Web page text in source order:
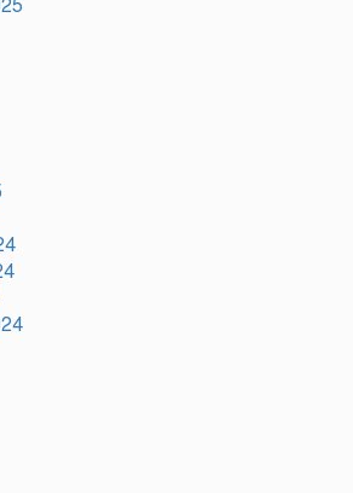
দুর্গাপূজায় আসছে সালমার নতুন গান,
রেকর্ড সম্পন্ন